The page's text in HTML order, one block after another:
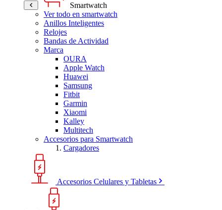
Smartwatch
Ver todo en smartwatch
Anillos Inteligentes
Relojes
Bandas de Actividad
Marca
OURA
Apple Watch
Huawei
Samsung
Fitbit
Garmin
Xiaomi
Kalley
Multitech
Accesorios para Smartwatch
Cargadores
Accesorios Celulares y Tabletas